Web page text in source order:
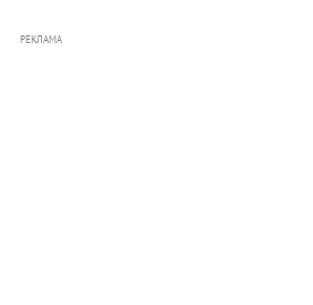
РЕКЛАМА